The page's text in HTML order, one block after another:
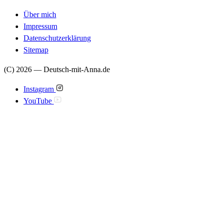
Über mich
Impressum
Datenschutzerklärung
Sitemap
(C) 2026 — Deutsch-mit-Anna.de
Instagram
YouTube